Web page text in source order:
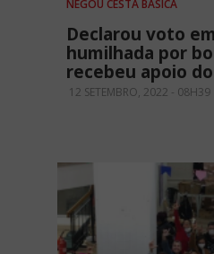
NEGOU CESTA BÁSICA
Declarou voto
humilhada por
recebeu apoio
12 SETEMBRO, 2022 - 08H39